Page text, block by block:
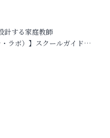
計する家庭教師
ラボ）】スクールガイド…